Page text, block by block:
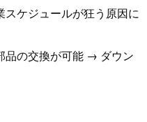
ケジュールが狂う原因に
品の交換が可能 → ダウン